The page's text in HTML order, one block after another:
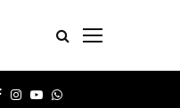
FACEBOOK
INSTAGRAM
YOUTUBE
WHATSAPP